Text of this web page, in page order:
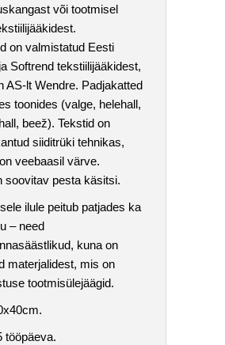
või tootmisel
on valmistatud Eesti
Softrend tekstiilijääkidest,
AS-lt Wendre. Padjakatted
toonides (valge, helehall,
beež). Tekstid on
siiditrüki tehnikas,
veebaasil värve.
soovitav pesta käsitsi.
ilule peitub patjades ka
– need
kuna on
materjalidest, mis on
tootmisülejäägid.
tööpäeva.